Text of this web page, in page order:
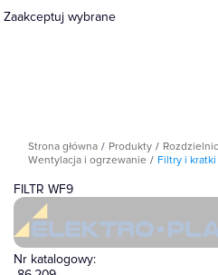
Zaakceptuj wybrane
Strona główna Produkty
Wentylacja i ogrzewanie
Filtry i
FILTR WF9